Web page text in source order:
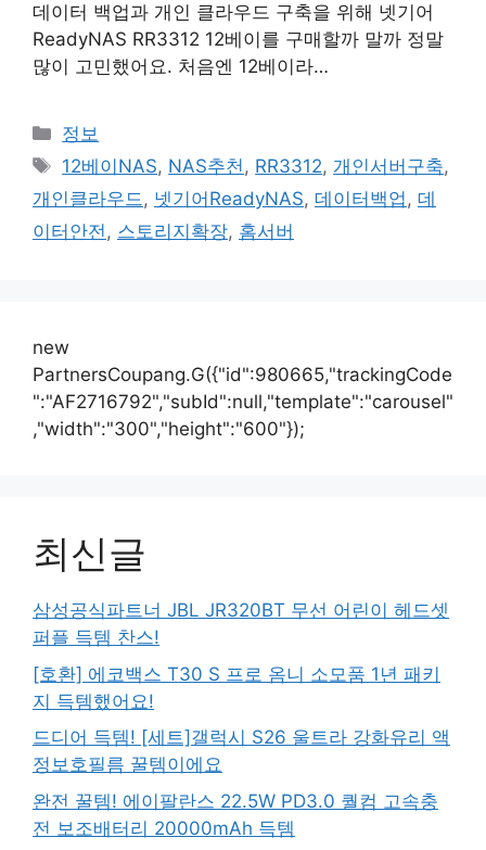
데이터 백업과 개인 클라우드 구축을 위해 넷기어
ReadyNAS RR3312 12베이를 구매할까 말까 정말
많이 고민했어요. 처음엔 12베이라…
카
테
리
정보
태
그
12베이NAS, NAS추천, RR3312, 개인서버구축,
개인클라우드, 넷기어ReadyNAS, 데이터백업, 데
이터안전, 스토리지확장, 홈서버
new
PartnersCoupang.G({"id":980665,"trackingCode
":"AF2716792","subId":null,"template":"carousel"
,"width":"300","height":"600"});
최신글
삼성공식파트너 JBL JR320BT 무선 어린이 헤드셋
퍼플 득템 찬스!
[호환] 에코백스 T30 S 프로 옴니 소모품 1년 패키
지 득템했어요!
드디어 득템! [세트]갤럭시 S26 울트라 강화유리 액
정보호필름 꿀템이에요
완전 꿀템! 에이팔란스 22.5W PD3.0 퀄컴 고속충
전 보조배터리 20000mAh 득템